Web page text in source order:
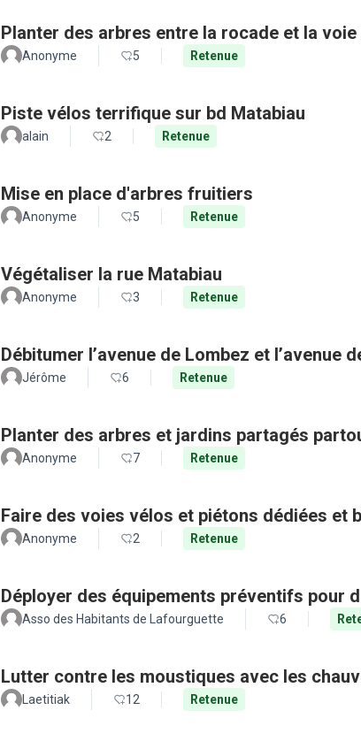
Planter des arbres entre la rocade et la
Anonyme 5 Retenue
Piste vélos terrifique sur bd Matabiau
alain 2 Retenue
Mise en place d'arbres fruitiers
Anonyme 5 Retenue
Végétaliser la rue Matabiau
Anonyme 3 Retenue
Débitumer l’avenue de Lombez et l’avenue
Jérôme 6 Retenue
Planter des arbres et jardins partagés
Anonyme 7 Retenue
Faire des voies vélos et piétons dédiées et
Anonyme 2 Retenue
Déployer des équipements préventifs pour
Asso des Habitants de Lafourguette 6
Lutter contre les moustiques avec les
Laetitiak 12 Retenue